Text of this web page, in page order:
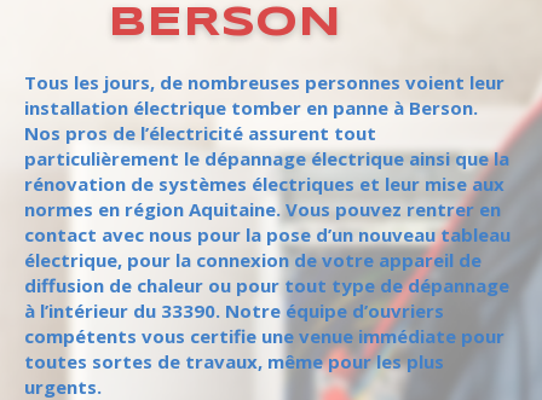
BERSON
Tous les jours, de nombreuses personnes voient leur
installation électrique tomber en panne à Berson.
Nos pros de l’électricité assurent tout
particulièrement le dépannage électrique ainsi que la
rénovation de systèmes électriques et leur mise aux
normes en région Aquitaine. Vous pouvez rentrer en
contact avec nous pour la pose d’un nouveau tableau
électrique, pour la connexion de votre appareil de
diffusion de chaleur ou pour tout type de dépannage
à l’intérieur du 33390. Notre équipe d’ouvriers
compétents vous certifie une venue immédiate pour
toutes sortes de travaux, même pour les plus
urgents.